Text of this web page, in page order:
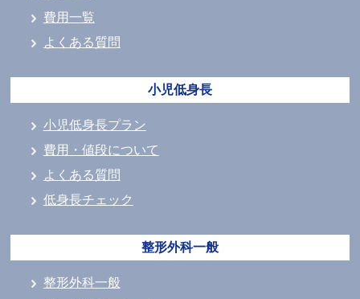
費用一覧
よくある質問
小児低身長
小児低身長プラン
費用・値段について
よくある質問
低身長チェック
整形外科一般
整形外科一般